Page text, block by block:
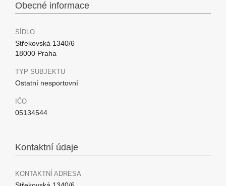
Obecné informace
SÍDLO
Střekovská 1340/6
18000 Praha
TYP SUBJEKTU
Ostatní nesportovní
IČO
05134544
Kontaktní údaje
KONTAKTNÍ ADRESA